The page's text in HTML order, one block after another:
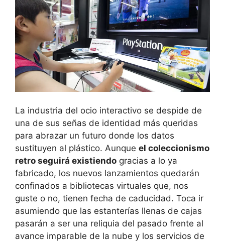
La industria del ocio interactivo se despide de
una de sus señas de identidad más queridas
para abrazar un futuro donde los datos
sustituyen al plástico. Aunque el coleccionismo
retro seguirá existiendo gracias a lo ya
fabricado, los nuevos lanzamientos quedarán
confinados a bibliotecas virtuales que, nos
guste o no, tienen fecha de caducidad. Toca ir
asumiendo que las estanterías llenas de cajas
pasarán a ser una reliquia del pasado frente al
avance imparable de la nube y los servicios de